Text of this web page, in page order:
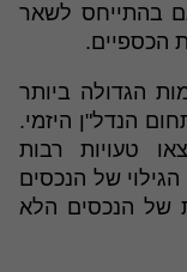
בהתייחס לשאר
הכספיים.
הגדולה ביותר
בשנת 2025 הוא תחום הנדל"ן היזמי.
טעויות רבות
של הנכסים
של הנכסים הלא